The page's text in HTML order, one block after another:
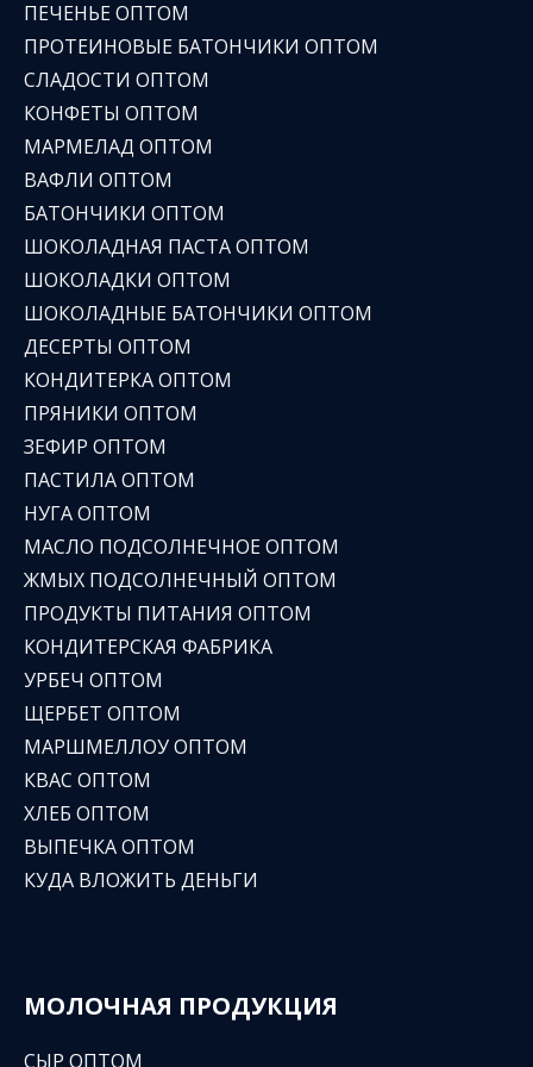
ПЕЧЕНЬЕ ОПТОМ
ПРОТЕИНОВЫЕ БАТОНЧИКИ ОПТОМ
СЛАДОСТИ ОПТОМ
КОНФЕТЫ ОПТОМ
МАРМЕЛАД ОПТОМ
ВАФЛИ ОПТОМ
БАТОНЧИКИ ОПТОМ
ШОКОЛАДНАЯ ПАСТА ОПТОМ
ШОКОЛАДКИ ОПТОМ
ШОКОЛАДНЫЕ БАТОНЧИКИ ОПТОМ
ДЕСЕРТЫ ОПТОМ
КОНДИТЕРКА ОПТОМ
ПРЯНИКИ ОПТОМ
ЗЕФИР ОПТОМ
ПАСТИЛА ОПТОМ
НУГА ОПТОМ
МАСЛО ПОДСОЛНЕЧНОЕ ОПТОМ
ЖМЫХ ПОДСОЛНЕЧНЫЙ ОПТОМ
ПРОДУКТЫ ПИТАНИЯ ОПТОМ
КОНДИТЕРСКАЯ ФАБРИКА
УРБЕЧ ОПТОМ
ЩЕРБЕТ ОПТОМ
МАРШМЕЛЛОУ ОПТОМ
КВАС ОПТОМ
ХЛЕБ ОПТОМ
ВЫПЕЧКА ОПТОМ
КУДА ВЛОЖИТЬ ДЕНЬГИ
МОЛОЧНАЯ ПРОДУКЦИЯ
СЫР ОПТОМ